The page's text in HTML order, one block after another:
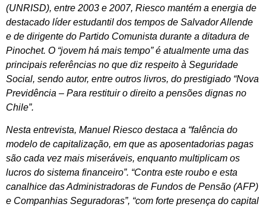
(UNRISD), entre 2003 e 2007, Riesco mantém a energia de
destacado líder estudantil dos tempos de Salvador Allende
e de dirigente do Partido Comunista durante a ditadura de
Pinochet. O “jovem há mais tempo” é atualmente uma das
principais referências no que diz respeito à Seguridade
Social, sendo autor, entre outros livros, do prestigiado “Nova
Previdência – Para restituir o direito a pensões dignas no
Chile”.
Nesta entrevista, Manuel Riesco destaca a “falência do
modelo de capitalização, em que as aposentadorias pagas
são cada vez mais miseráveis, enquanto multiplicam os
lucros do sistema financeiro”. “Contra este roubo e esta
canalhice das Administradoras de Fundos de Pensão (AFP)
e Companhias Seguradoras”, “com forte presença do capital